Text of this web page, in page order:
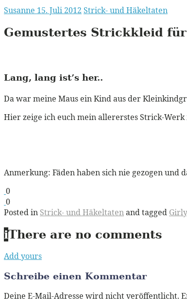
Susanne 15. Juli 2012 Strick- und Häkeltaten
Gemustertes Strickkleid
Lang, lang ist’s her..
Da war meine Maus ein Kind aus der
Hier zeige ich euch mein allererstes Strick-
Anmerkung: Fäden haben sich nie gezogen
0
0
Posted in Strick- und Häkeltatenand tagged
iThere are no comments
Add yours
Schreibe einen Kommentar
Deine E-Mail-Adresse wird nicht veröffentlicht.